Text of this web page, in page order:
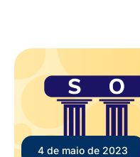
4 de maio de 2023